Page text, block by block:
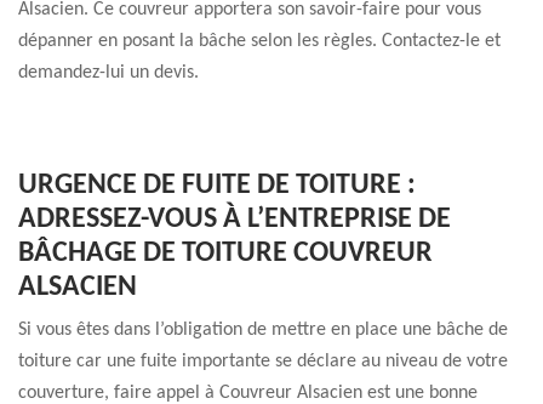
Alsacien. Ce couvreur apportera son savoir-faire pour vous
dépanner en posant la bâche selon les règles. Contactez-le et
demandez-lui un devis.
URGENCE DE FUITE DE TOITURE :
ADRESSEZ-VOUS À L’ENTREPRISE DE
BÂCHAGE DE TOITURE COUVREUR
ALSACIEN
Si vous êtes dans l’obligation de mettre en place une bâche de
toiture car une fuite importante se déclare au niveau de votre
couverture, faire appel à Couvreur Alsacien est une bonne